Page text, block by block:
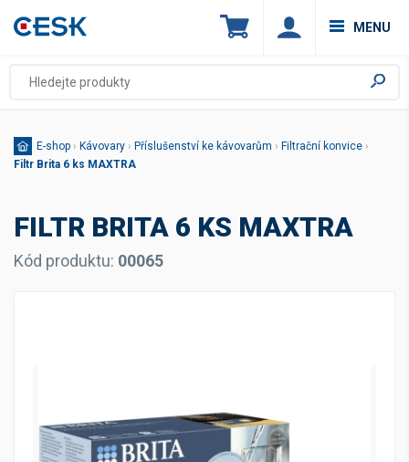
MENU
E-shop › Kávovary › Příslušenství ke kávovarům › Filtrační konvice ›
Filtr Brita 6 ks MAXTRA
FILTR BRITA 6 KS MAXTRA
Kód produktu: 00065